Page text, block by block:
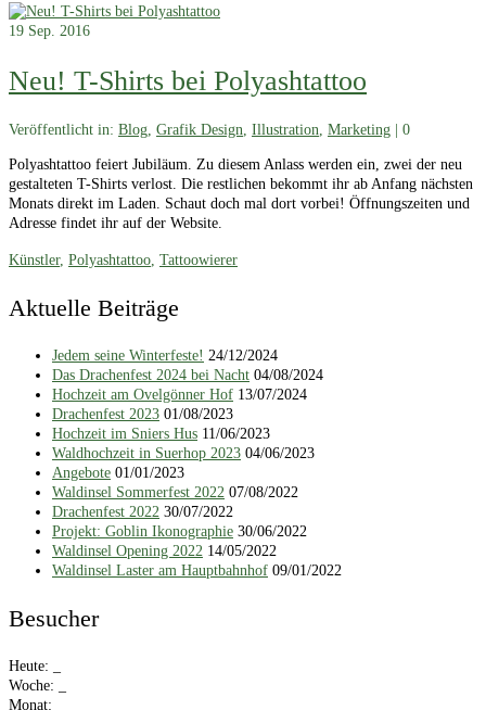
19 Sep. 2016
Neu! T-Shirts bei Polyashtattoo
Veröffentlicht in: Blog, Grafik Design, Illustration, Marketing 0
Polyashtattoo feiert Jubiläum. Zu diesem Anlass werden ein, zwei der neu
gestalteten T-Shirts verlost. Die restlichen bekommt ihr ab Anfang nächsten
Monats direkt im Laden. Schaut doch mal dort vorbei! Öffnungszeiten und
Adresse findet ihr auf der Website.
Künstler, Polyashtattoo, Tattoowierer
Aktuelle Beiträge
Jedem seine Winterfeste! 24/12/2024
Das Drachenfest 2024 bei Nacht 04/08/2024
Hochzeit am Ovelgönner Hof 13/07/2024
Drachenfest 2023 01/08/2023
Hochzeit im Sniers Hus 11/06/2023
Waldhochzeit in Suerhop 2023 04/06/2023
Angebote 01/01/2023
Waldinsel Sommerfest 2022 07/08/2022
Drachenfest 2022 30/07/2022
Projekt: Goblin Ikonographie 30/06/2022
Waldinsel Opening 2022 14/05/2022
Waldinsel Laster am Hauptbahnhof 09/01/2022
Besucher
Heute:
Woche:
Monat: